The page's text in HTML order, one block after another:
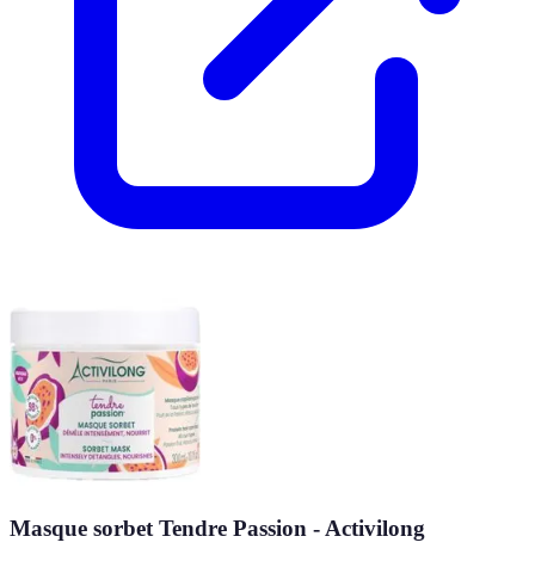
Masque sorbet Tendre Passion - Activilong